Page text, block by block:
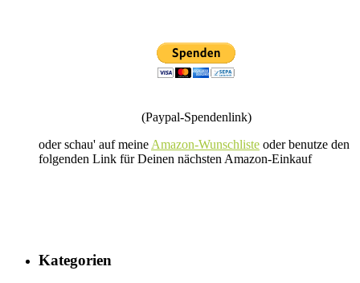
(Paypal-Spendenlink)
oder schau' auf meine Amazon-Wunschliste oder benutze den
folgenden Link für Deinen nächsten Amazon-Einkauf
Kategorien